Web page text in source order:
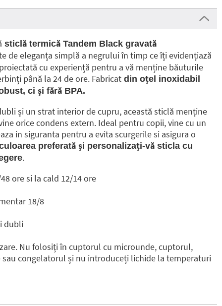
sticlă termică Tandem Black gravată
de eleganța simplă a negrului în timp ce îți evidențiază
cu experiență pentru a vă menține băuturile
până la 24 de ore. Fabricatdin oțel inoxidabil
ci și fără BPA.
și un strat interior de cupru, această sticlă menține
orice condens extern. Ideal pentru copii, vine cu un
in siguranta pentru a evita scurgerile si asigura o
preferată și personalizați-vă sticla cu
.
ore si la cald 12/14 ore
18/8
dubli
Nu folosiți în cuptorul cu microunde, cuptorul,
sau congelatorul și nu introduceți lichide la temperaturi